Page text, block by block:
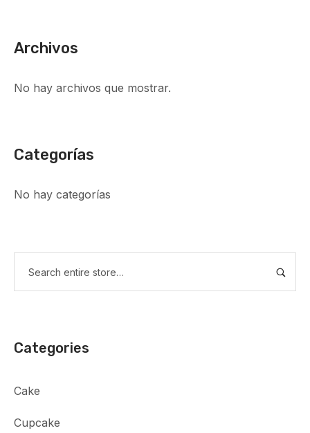
Archivos
No hay archivos que mostrar.
Categorías
No hay categorías
Categories
Cake
Cupcake